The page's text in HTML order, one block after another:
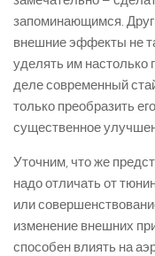
запоминающимся.
внешние эффекты не
уделять им
деле современный
только преобразить
существенное
Уточним, что же
надо отличать от
или
изменение внешних
способен влиять на